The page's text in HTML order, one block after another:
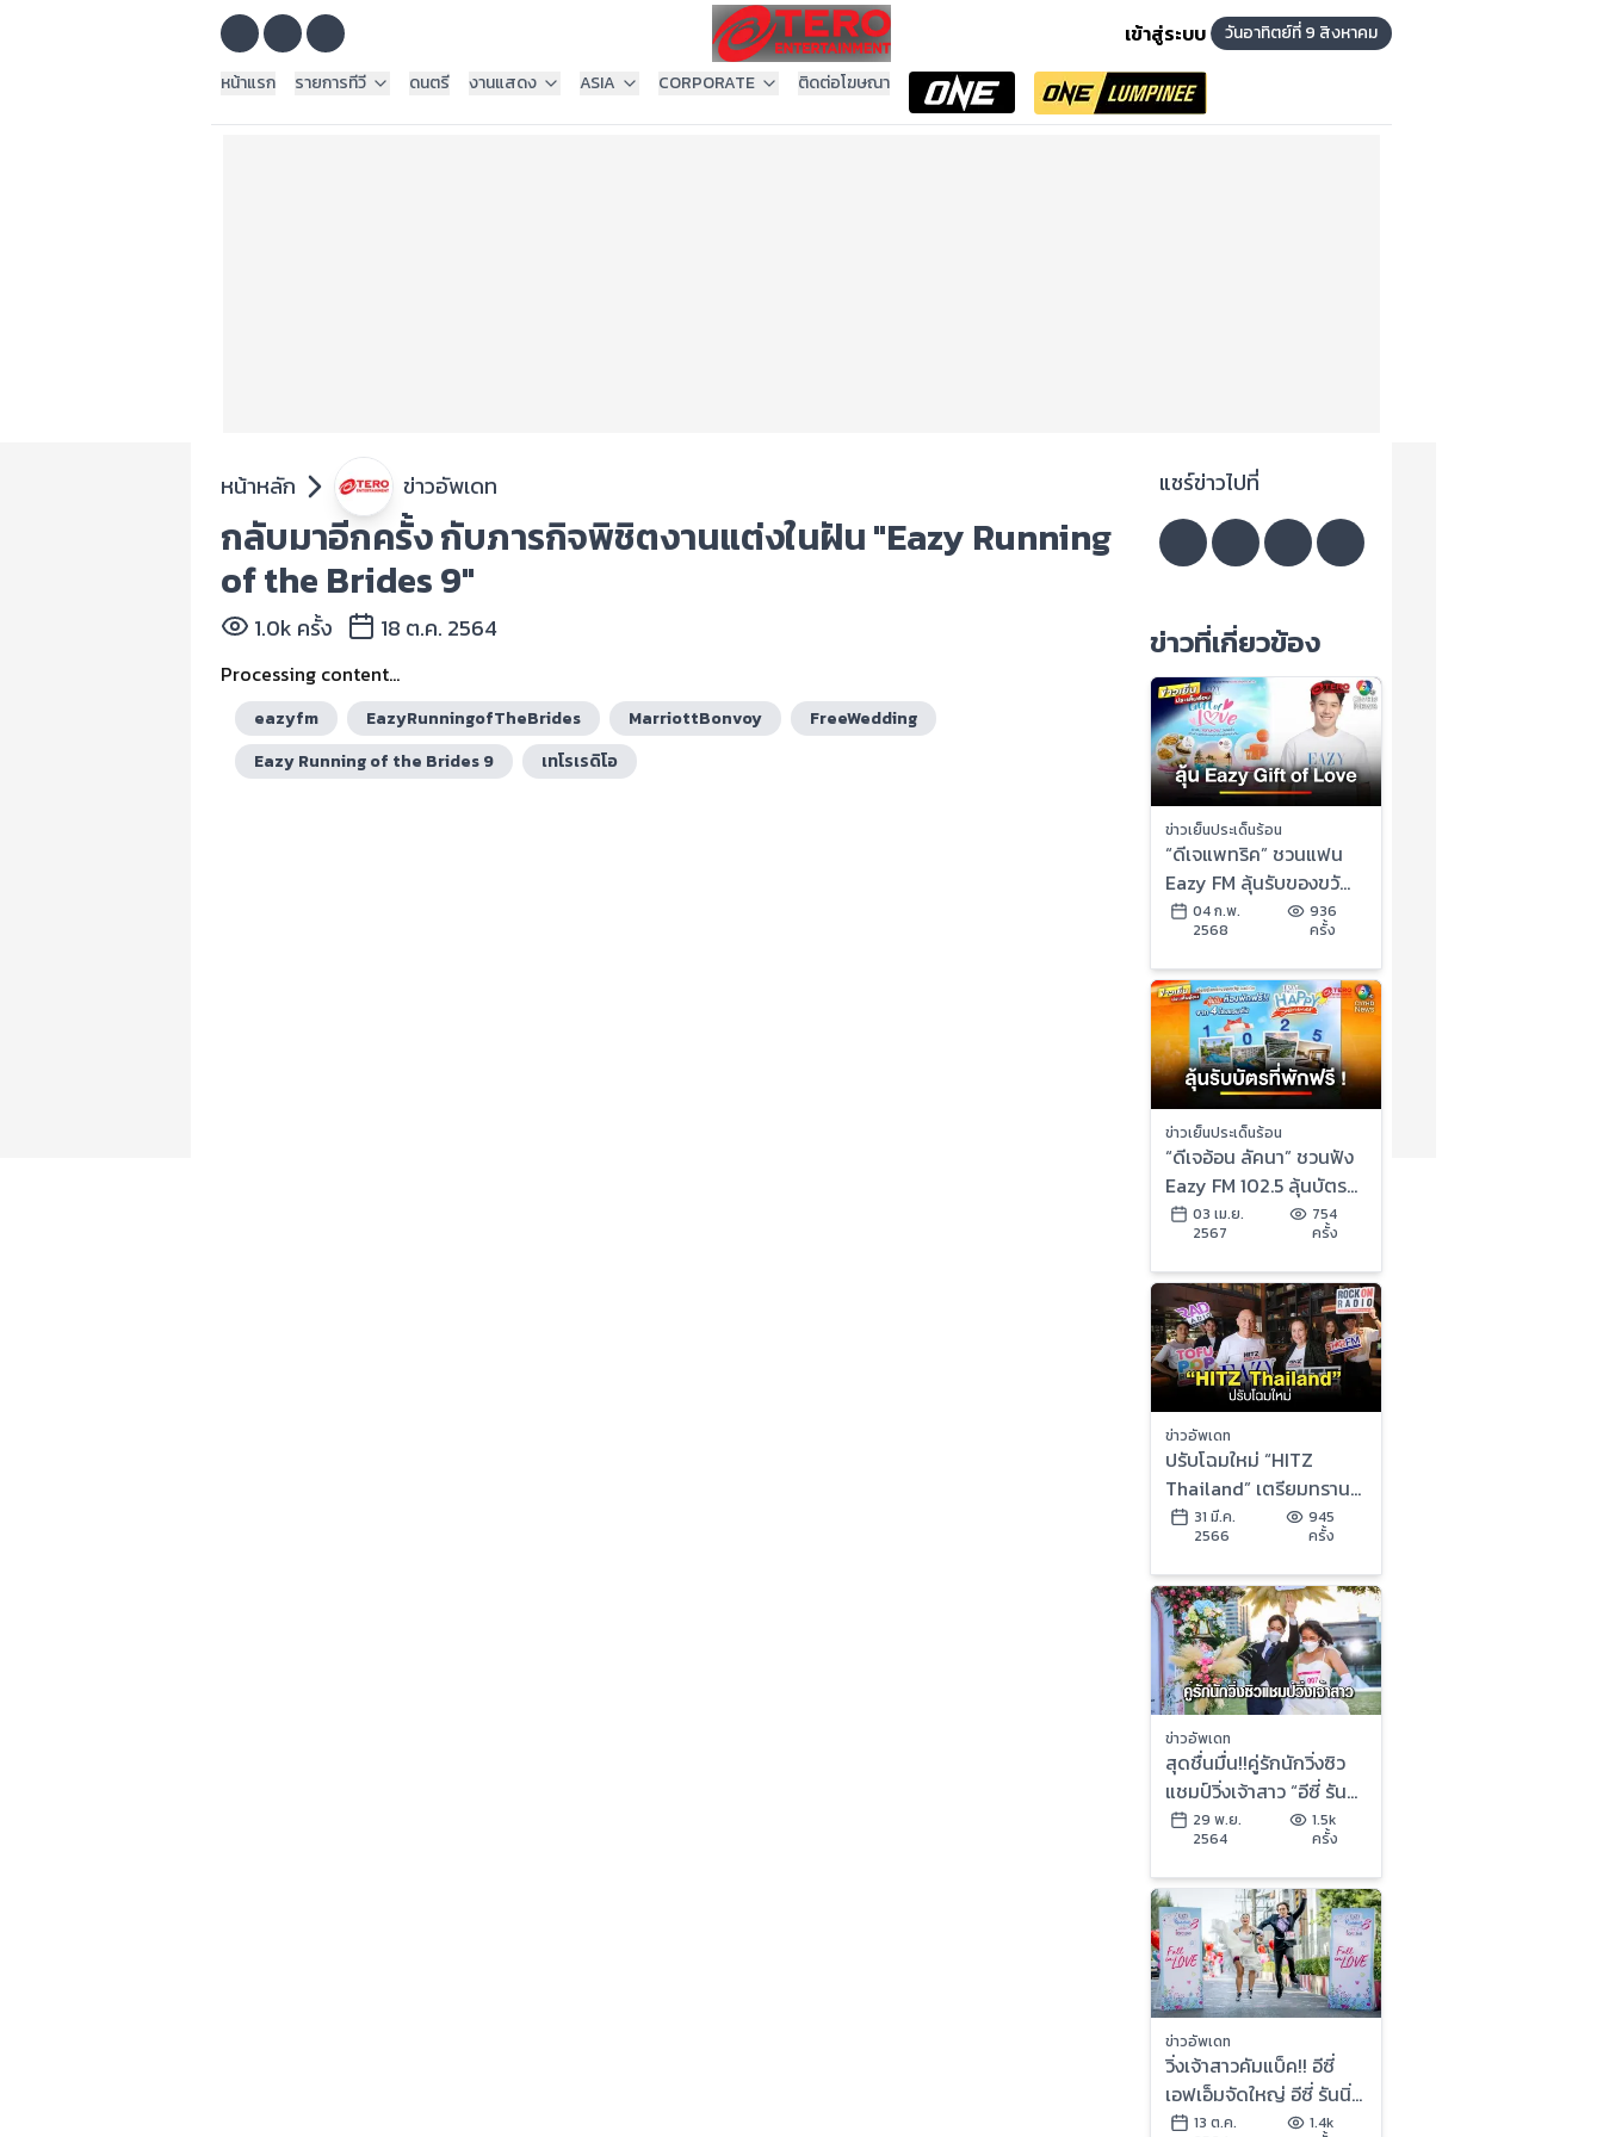
เข้าสู่ระบบ
วันอาทิตย์ที่ 9 สิงหาคม
หน้าแรก
รายการทีวี ดนตรี งานแสดง ASIA CORPORATE ติดต่อโฆษณา
หน้าหลัก ข่าวอัพเดท
กลับมาอีกครั้ง กับภารกิจพิชิตงานแต่งในฝัน "Eazy Running
of the Brides 9"
1.0k ครั้ง 18 ต.ค. 2564
Processing content...
eazyfm EazyRunningofTheBrides MarriottBonvoy
FreeWedding
Eazy Running of the Brides 9
เทโรเรดิโอ
แชร์ข่าวไปที่
ข่าวที่เกี่ยวข้อง
ข่าวเย็นประเด็นร้อน
“ดีเจแพทริค” ชวนแฟน
Eazy FM ลุ้นรับของขวัญ
วาเลนไทน์ | ข่าวเย็น
ประเด็นร้อน
04 ก.พ.
2568
936
ครั้ง
ข่าวเย็นประเด็นร้อน
“ดีเจอ้อน ลัคนา” ชวนฟัง
Eazy FM 102.5 ลุ้นบัตร
ที่พักกว่า 40 รางวัล | ข่าว
เย็นประเด็นร้อน
03 เม.ย.
2567
754
ครั้ง
ข่าวอัพเดท
ปรับโฉมใหม่ “HITZ
Thailand” เตรียมทรานส์
ฟอร์มหน้าปัดครั้งใหญ่สู่
โลกดิจิทัลเต็มตัว
31 มี.ค.
2566
945
ครั้ง
ข่าวอัพเดท
สุดชื่นมื่น!!คู่รักนักวิ่งซิว
แชมป์วิ่งเจ้าสาว “อีซี่ รัน
นิ่ง ออฟ เดอะ ไบรด์ส 9”
จัดใหญ่แจกหลักล้าน
พร้อมงานแต่งในฝันฟรี!
29 พ.ย.
2564
1.5k
ครั้ง
ข่าวอัพเดท
วิ่งเจ้าสาวคัมแบ็ค!! อีซี่
เอฟเอ็มจัดใหญ่ อีซี่ รันนิ่ง
ออฟ เดอะ ไบรด์ส ปีที่ 9
13 ต.ค.
1.4k